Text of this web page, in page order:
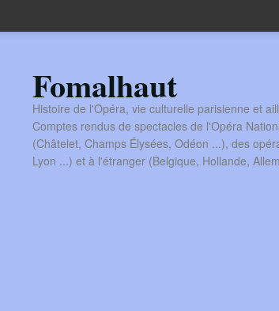
Fomalhaut
Histoire de l'Opéra, vie culturelle parisienne et
Comptes rendus de spectacles de l'Opéra
(Châtelet, Champs Élysées, Odéon ...), des
Lyon ...) et à l'étranger (Belgique, Hollande,